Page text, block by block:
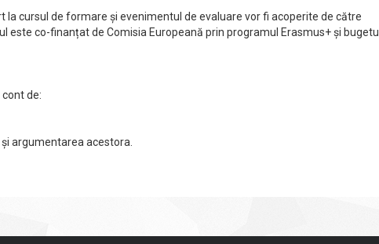
la cursul de formare și evenimentul de evaluare vor fi acoperite de către
este co-finanțat de Comisia Europeană prin programul Erasmus+ și bugetul
de:
argumentarea acestora.